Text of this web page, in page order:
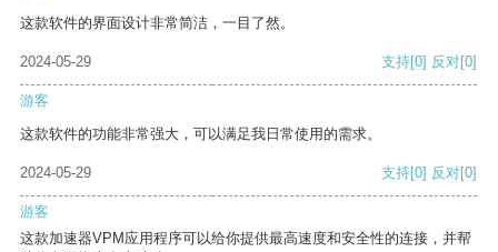
这款软件的界面设计非常简洁，一目了然。
2024-05-29 支持[0] 反对[0]
游客
这款软件的功能非常强大，可以满足我日常使用的需求。
2024-05-29 支持[0] 反对[0]
游客
这款加速器VPM应用程序可以给你提供最高速度和安全性的连接，并帮